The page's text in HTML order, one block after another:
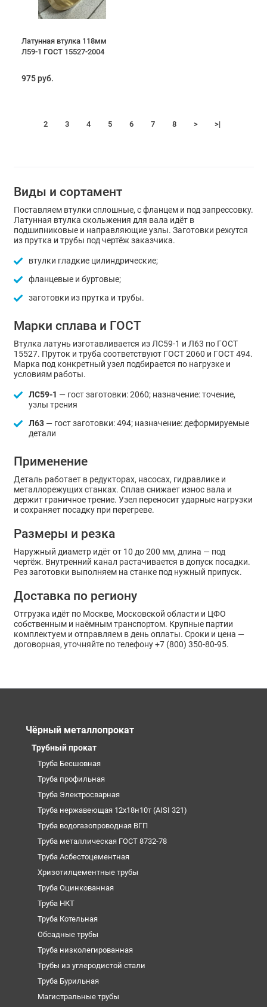
Латунная втулка 118мм
Л59-1 ГОСТ 15527-2004
975 руб.
2 3 4 5 6 7 8 > >|
Виды и сортамент
Поставляем втулки сплошные, с фланцем и под запрессовку.
Латунная втулка скольжения для вала идёт в
подшипниковые и направляющие узлы. Заготовки режутся
из прутка и трубы под чертёж заказчика.
втулки гладкие цилиндрические;
фланцевые и буртовые;
заготовки из прутка и трубы.
Марки сплава и ГОСТ
Втулка латунь изготавливается из ЛС59-1 и Л63 по ГОСТ
15527. Пруток и труба соответствуют ГОСТ 2060 и ГОСТ 494.
Марка под конкретный узел подбирается по нагрузке и
условиям работы.
ЛС59-1 — гост заготовки: 2060; назначение: точение,
узлы трения
Л63— гост заготовки: 494; назначение: деформируемые
детали
Применение
Деталь работает в редукторах, насосах, гидравлике и
металлорежущих станках. Сплав снижает износ вала и
держит граничное трение. Узел переносит ударные нагрузки
и сохраняет посадку при перегреве.
Размеры и резка
Наружный диаметр идёт от 10 до 200 мм, длина — под
чертёж. Внутренний канал растачивается в допуск посадки.
Рез заготовки выполняем на станке под нужный припуск.
Доставка по региону
Отгрузка идёт по Москве, Московской области и ЦФО
собственным и наёмным транспортом. Крупные партии
комплектуем и отправляем в день оплаты. Сроки и цена —
договорная, уточняйте по телефону +7 (800) 350-80-95.
Чёрный металлопрокат
Трубный прокат
Труба Бесшовная
Труба профильная
Труба Электросварная
Труба нержавеющая 12х18н10т (AISI 321)
Труба водогазопроводная ВГП
Труба металлическая ГОСТ 8732-78
Труба Асбестоцементная
Хризотилцементные трубы
Труба Оцинкованная
Труба НКТ
Труба Котельная
Обсадные трубы
Труба низколегированная
Трубы из углеродистой стали
Труба Бурильная
Магистральные трубы